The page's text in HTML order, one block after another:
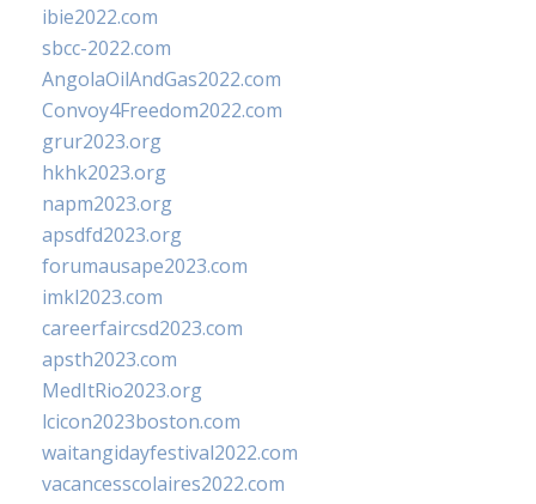
ibie2022.com
sbcc-2022.com
AngolaOilAndGas2022.com
Convoy4Freedom2022.com
grur2023.org
hkhk2023.org
napm2023.org
apsdfd2023.org
forumausape2023.com
imkl2023.com
careerfaircsd2023.com
apsth2023.com
MedItRio2023.org
lcicon2023boston.com
waitangidayfestival2022.com
vacancesscolaires2022.com